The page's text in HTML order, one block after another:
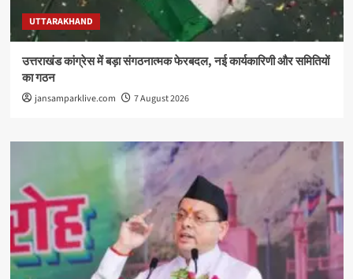
UTTARAKHAND
उत्तराखंड कांग्रेस में बड़ा संगठनात्मक फेरबदल, नई कार्यकारिणी और समितियों
का गठन
jansamparklive.com 7 August 2026